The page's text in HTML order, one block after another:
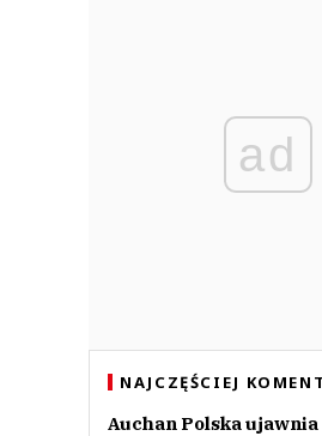
ad
NAJCZĘŚCIEJ
Auchan Polska ujawnia